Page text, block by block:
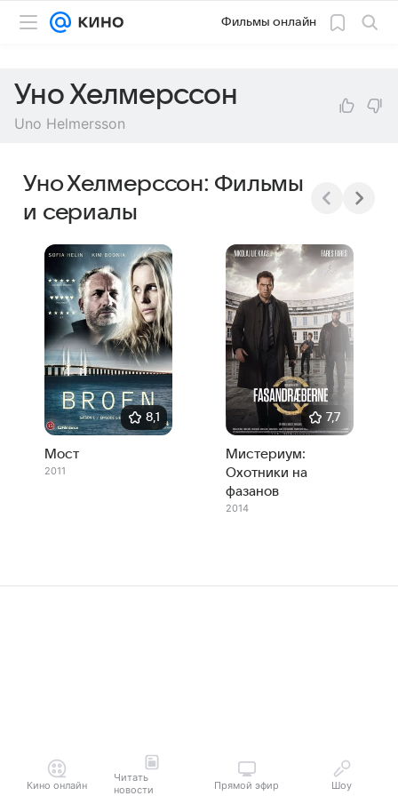
Фильмы онлайн
Уно Хелмерссон
Uno Helmersson
Уно Хелмерссон: Фильмы
и сериалы
8,1
Мост
2011
7,7
Мистериум:
Охотники на
фазанов
2014
Кино онлайн
Читать
новости
Прямой эфир Шоу